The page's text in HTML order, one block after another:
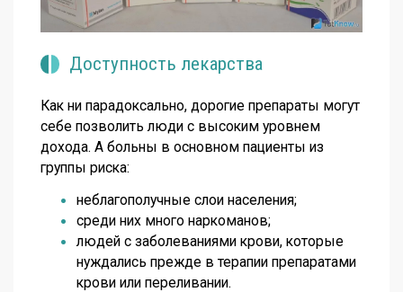
Доступность лекарства
Как ни парадоксально, дорогие препараты могут
себе позволить люди с высоким уровнем
дохода. А больны в основном пациенты из
группы риска:
неблагополучные слои населения;
среди них много наркоманов;
людей с заболеваниями крови, которые
нуждались прежде в терапии препаратами
крови или переливании.